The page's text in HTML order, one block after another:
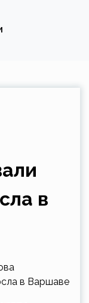
в
в Варшаве